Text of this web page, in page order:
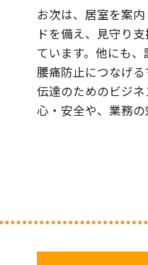
お次は、居室を案
ドを備え、見守り
ています。他にも
腰痛防止につなげ
伝達のためのビジ
心・安全や、業務